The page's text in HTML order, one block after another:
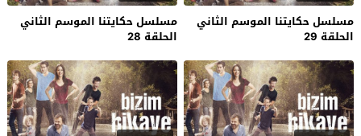
مسلسل حكايتنا الموسم الثاني
الحلقة 29
مسلسل حكايتنا الموسم الثاني
الحلقة 28